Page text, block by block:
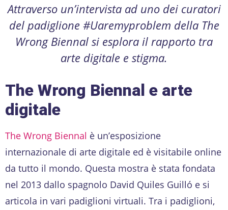
Attraverso un’intervista ad uno dei curatori
del padiglione #Uaremyproblem della The
Wrong Biennal si esplora il rapporto tra
arte digitale e stigma.
The Wrong Biennal e arte
digitale
The Wrong Biennal è un’esposizione
internazionale di arte digitale ed è visitabile online
da tutto il mondo. Questa mostra è stata fondata
nel 2013 dallo spagnolo David Quiles Guilló e si
articola in vari padiglioni virtuali. Tra i padiglioni,